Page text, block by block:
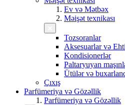
Ev və Mətbəx
Məişət texnikası
Tozsoranlar
Aksesuarlar və
Kondisionerlər
Paltaryuyan
Ütülər və
Çıxış
Parfümeriya və Gözəllik
Parfümeriya və Gözəllik